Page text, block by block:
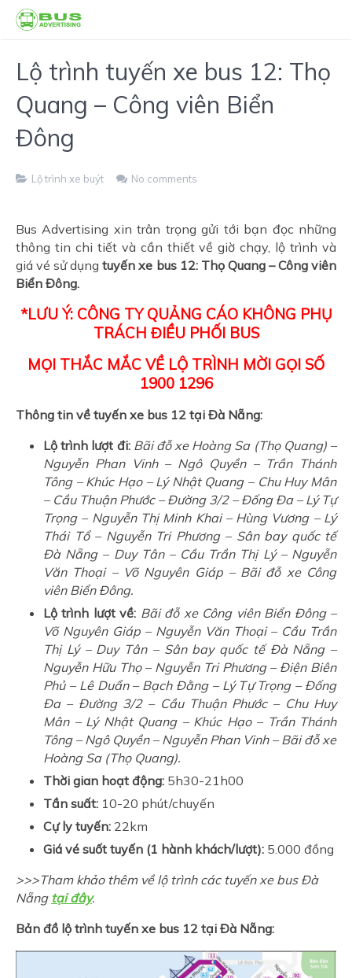
Lộ trình tuyến xe bus 12: Thọ
Quang – Công viên Biển
Đông
Lộ trình xe buýt No comments
Bus Advertising xin trân trọng gửi tới bạn đọc những
thông tin chi tiết và cần thiết về giờ chạy, lộ trình và
giá vé sử dụngtuyến xe bus 12: Thọ Quang – Công viên
Biển Đông.
*LƯU Ý: CÔNG TY QUẢNG CÁO KHÔNG PHỤ
TRÁCH ĐIỀU PHỐI BUS
MỌI THẮC MẮC VỀ LỘ TRÌNH MỜI GỌI SỐ
1900 1296
Thông tin về tuyến xe bus 12 tại Đà Nẵng:
Lộ trình lượt đi: Bãi đỗ xe Hoàng Sa (Thọ Quang) –
Nguyễn Phan Vinh – Ngô Quyền – Trần Thánh
Tông – Khúc Hạo – Lý Nhật Quang – Chu Huy Mân
– Cầu Thuận Phước – Đường 3/2 – Đống Đa – Lý Tự
Trọng – Nguyễn Thị Minh Khai – Hùng Vương – Lý
Thái Tổ – Nguyễn Tri Phương – Sân bay quốc tế
Đà Nẵng – Duy Tân – Cầu Trần Thị Lý – Nguyễn
Văn Thoại – Võ Nguyên Giáp – Bãi đỗ xe Công
viên Biển Đông.
Lộ trình lượt về: Bãi đỗ xe Công viên Biển Đông –
Võ Nguyên Giáp – Nguyễn Văn Thoại – Cầu Trần
Thị Lý – Duy Tân – Sân bay quốc tế Đà Nẵng –
Nguyễn Hữu Thọ – Nguyễn Tri Phương – Điện Biên
Phủ – Lê Duẩn – Bạch Đằng – Lý Tự Trọng – Đống
Đa – Đường 3/2 – Cầu Thuận Phước – Chu Huy
Mân – Lý Nhật Quang – Khúc Hạo – Trần Thánh
Tông – Ngô Quyền – Nguyễn Phan Vinh – Bãi đỗ xe
Hoàng Sa (Thọ Quang).
Thời gian hoạt động: 5h30-21h00
Tần suất: 10-20 phút/chuyến
Cự ly tuyến: 22km
Giá vé suốt tuyến (1 hành khách/lượt): 5.000 đồng
>>>Tham khảo thêm về lộ trình các tuyến xe bus Đà
Nẵng tại đây.
Bản đồ lộ trình tuyến xe bus 12 tại Đà Nẵng: